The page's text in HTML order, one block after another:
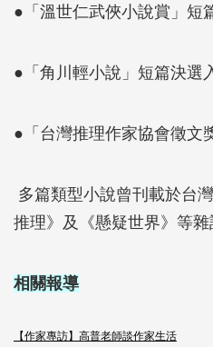
●「溫世仁武俠小說賞」短
●「角川輕小說」短篇決選
●「台灣推理作家協會徵文
多篇類型小說曾刊載於台
推理》及《懸疑世界》等雜
相關報導
【作家專訪】高普老師談作家生活